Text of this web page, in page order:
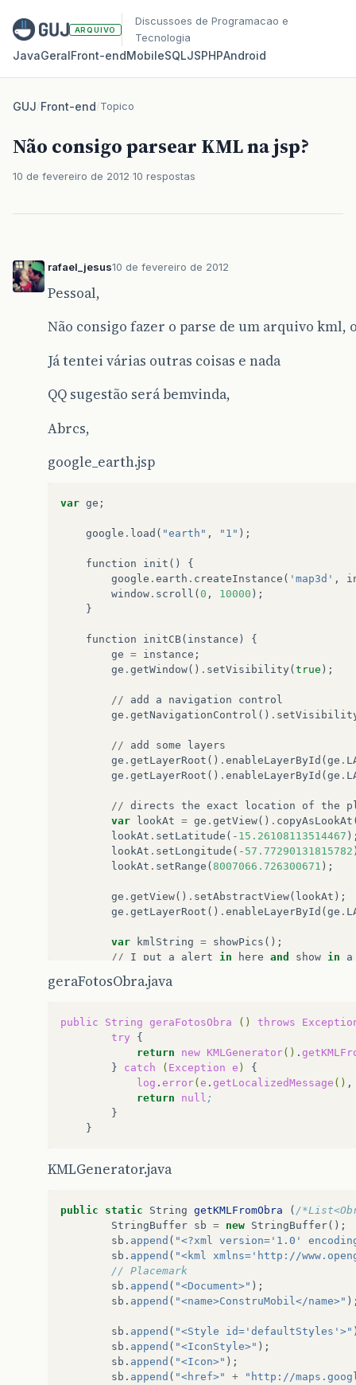
ARQUIVO
Discussoes de Programacao e
Tecnologia
JavaGeralFront‑endMobileSQLJSPHPAndroid
GUJ/Front-end/Topico
Não consigo parsear KML na jsp?
10 de fevereiro de 2012 10 respostas
rafael_jesus10 de fevereiro de 2012
Pessoal,
Não consigo fazer o parse de um arquivo kml,
Já tentei várias outras coisas e nada
QQ sugestão será bemvinda,
Abrcs,
google_earth.jsp
var ge ;
google . load ( "earth" , "1" );
function init ()
{
google . earth . createInstance ( 'map3d' ,
window . scroll ( 0 , 10000 );
}
function initCB( instance )
{
ge = instance ;
ge . getWindow() . setVisibility( true );
// add a navigation
control
ge . getNavigationControl () .
// add some
layers
ge . getLayerRoot () . enableLayerById ( ge .
ge . getLayerRoot () . enableLayerById ( ge .
// directs the exact location of the
var
lookAt = ge . getView() . copyAsLookAt
lookAt . setLatitude ( - 15.26108113514467
lookAt . setLongitude ( - 57.77290131815782
lookAt . setRange ( 8007066.726300671 );
ge . getView() . setAbstractView( lookAt );
ge . getLayerRoot () . enableLayerById ( ge .
var kmlString = showPics ();
//
I put a alert in here and show in
a
var
ge.getFeatures
// dwr function that brings the kml
function
showPics()
{
PainelEarthAjax
. geraFotosObra
callback
: function (kmlString
}
google . setOnLoadCallback (init );
geraFotosObra.java
public String geraFotosObra () throws
try
return
new KMLGenerator() .
}
catch ( Exception e )
log . error( e . getLocalizedMessage () ,
return
null ;
KMLGenerator.java
public static String getKMLFromObra ( /
StringBuffer sb = new StringBuffer();
sb . append ( "<?xml version='1.0'
sb . append ( "<kml xmlns='http://
// Placemark
sb . append ( "<Document>" );
sb . append ( "<name>ConstruMobil</name>"
sb . append ( "<Style id='defaultStyles'>"
sb . append ( "<IconStyle>" );
sb . append ( "<Icon>" );
sb . append ( "<href>" +
"http://